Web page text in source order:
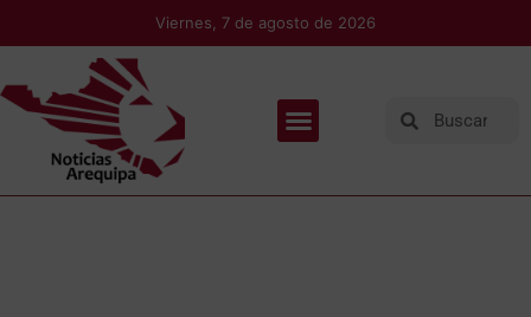
Viernes, 7 de agosto de 2026